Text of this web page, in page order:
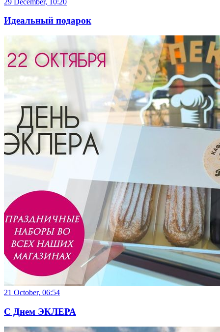
Идеальный подарок
21 October, 06:54
С Днем ЭКЛЕРА